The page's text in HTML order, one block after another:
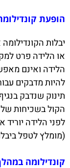
הופעת
יבלות
או הלידה פרט
הלידה ואינם
להיות מדבקים
תינוק שנדבק
לפני הלידה
(מומלץ לטפל
קונדילומה